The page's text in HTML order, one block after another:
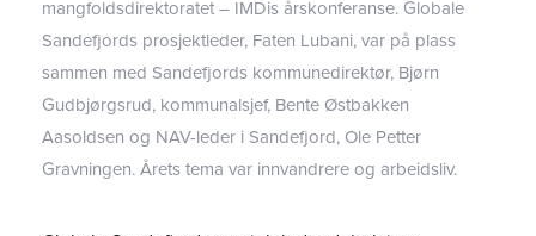
mangfoldsdirektoratet – IMDis årskonferanse. Globale
Sandefjords prosjektleder, Faten Lubani, var på plass
sammen med Sandefjords kommunedirektør, Bjørn
Gudbjørgsrud, kommunalsjef, Bente Østbakken
Aasoldsen og NAV-leder i Sandefjord, Ole Petter
Gravningen. Årets tema var innvandrere og arbeidsliv.